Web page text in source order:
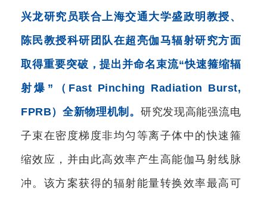
兴龙研究员联合上海交通大学盛政明教授、
陈民教授科研团队在超亮伽马辐射研究方面
取得重要突破，提出并命名束流“快速箍缩辐
射爆”（Fast Pinching Radiation Burst,
FPRB）全新物理机制。 研究发现高能强流电
子束在密度梯度非均匀等离子体中的快速箍
缩效应，并由此高效率产生高能伽马射线脉
冲。该方案获得的辐射能量转换效率最高可